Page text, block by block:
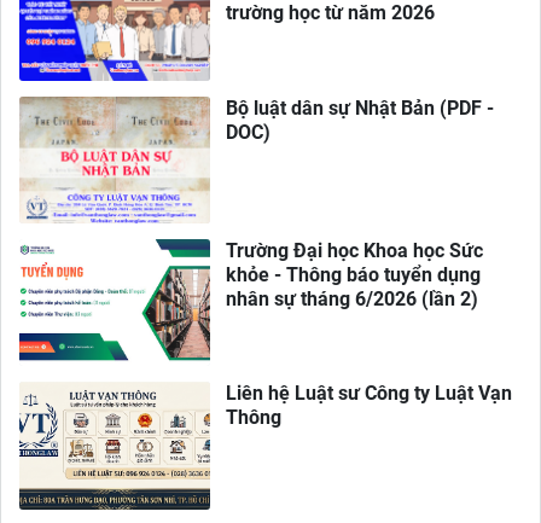
trường học từ năm 2026
Bộ luật dân sự Nhật Bản (PDF -
DOC)
Trường Đại học Khoa học Sức
khỏe - Thông báo tuyển dụng
nhân sự tháng 6/2026 (lần 2)
Liên hệ Luật sư Công ty Luật Vạn
Thông